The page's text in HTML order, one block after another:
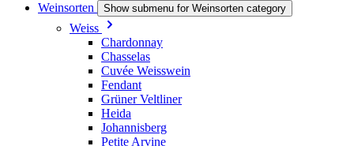
Weinsorten
Show submenu for Weinsorten category
Weiss
Chardonnay
Chasselas
Cuvée Weisswein
Fendant
Grüner Veltliner
Heida
Johannisberg
Petite Arvine